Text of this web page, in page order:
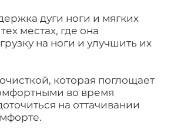
дуги ноги и мягких
местах, где она
на ноги и улучшить их
которая поглощает
во время
на оттачивании